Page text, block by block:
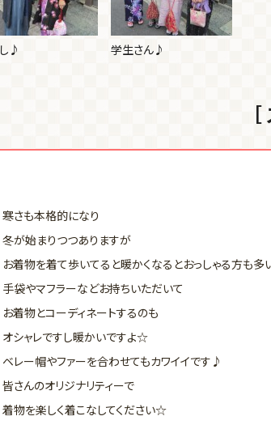
♪ 学生さん♪
寒さも本格的になり
冬が始まりつつありますが
お着物を着て歩いてると暖かくなるとおっしゃる方も多
手袋やマフラーなどお持ちいただいて
お着物とコーディネートするのも
オシャレですし暖かいですよ☆
ベレー帽やファーを合わせてもカワイイです♪
皆さんのオリジナリティーで
着物を楽しく着こなしてください☆